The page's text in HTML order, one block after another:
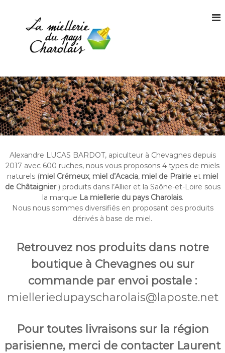
o
n
t
e
n
t
a
m
i
e
l
l
e
r
i
e
u
a
a
e
l
1
0
0
%
f
a
n
ç
i
Alexandre LUCAS BARDOT, apiculteur à Chevagnes depuis
2017 avec 600 ruches, nous vous proposons 4 types de miels
naturels (miel Crémeux, miel d’Acacia, miel de Prairie et miel
de Châtaignier) produits dans l’Allier et la Saône-et-Loire sous
la marque La miellerie du pays Charolais.
Nous nous sommes diversifiés en proposant des produits
dérivés à base de miel.
Retrouvez nos produits dans notre
boutique à Chevagnes ou sur
commande par envoi postale :
mielleriedupayscharolais@laposte.net
Pour toutes livraisons sur la région
parisienne, merci de contacter Laurent